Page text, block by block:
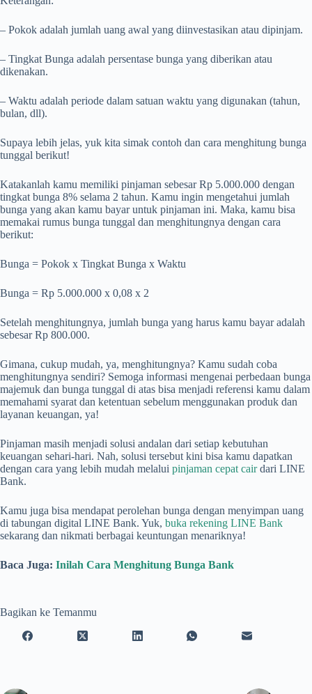
– Pokok adalah jumlah uang awal yang diinvestasikan atau dipinjam.
– Tingkat Bunga adalah persentase bunga yang diberikan atau
dikenakan.
– Waktu adalah periode dalam satuan waktu yang digunakan (tahun,
bulan, dll).
Supaya lebih jelas, yuk kita simak contoh dan cara menghitung bunga
tunggal berikut!
Katakanlah kamu memiliki pinjaman sebesar Rp 5.000.000 dengan
tingkat bunga 8% selama 2 tahun. Kamu ingin mengetahui jumlah
bunga yang akan kamu bayar untuk pinjaman ini. Maka, kamu bisa
memakai rumus bunga tunggal dan menghitungnya dengan cara
berikut:
Bunga = Pokok x Tingkat Bunga x Waktu
Bunga = Rp 5.000.000 x 0,08 x 2
Setelah menghitungnya, jumlah bunga yang harus kamu bayar adalah
sebesar Rp 800.000.
Gimana, cukup mudah, ya, menghitungnya? Kamu sudah coba
menghitungnya sendiri? Semoga informasi mengenai perbedaan bunga
majemuk dan bunga tunggal di atas bisa menjadi referensi kamu dalam
memahami syarat dan ketentuan sebelum menggunakan produk dan
layanan keuangan, ya!
Pinjaman masih menjadi solusi andalan dari setiap kebutuhan
keuangan sehari-hari. Nah, solusi tersebut kini bisa kamu dapatkan
dengan cara yang lebih mudah melalui pinjaman cepat cairdari LINE
Bank.
Kamu juga bisa mendapat perolehan bunga dengan menyimpan uang
di tabungan digital LINE Bank. Yuk, buka rekening LINE Bank
sekarang dan nikmati berbagai keuntungan menariknya!
Baca Juga: Inilah Cara Menghitung Bunga Bank
Bagikan ke Temanmu